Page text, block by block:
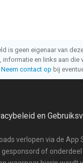
is geen eigenaar van
en links aan die
Neem contact op bij
en
verlopen via de App
of onderdeel